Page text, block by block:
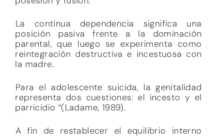
La continua dependencia significa una
posición pasiva frente a la dominación
parental, que luego se experimenta como
reintegración destructiva e incestuosa con
la madre.
Para el adolescente suicida, la genitalidad
representa dos cuestiones: el incesto y el
parricidio “(Ladame, 1989).
A fin de restablecer el equilibrio interno